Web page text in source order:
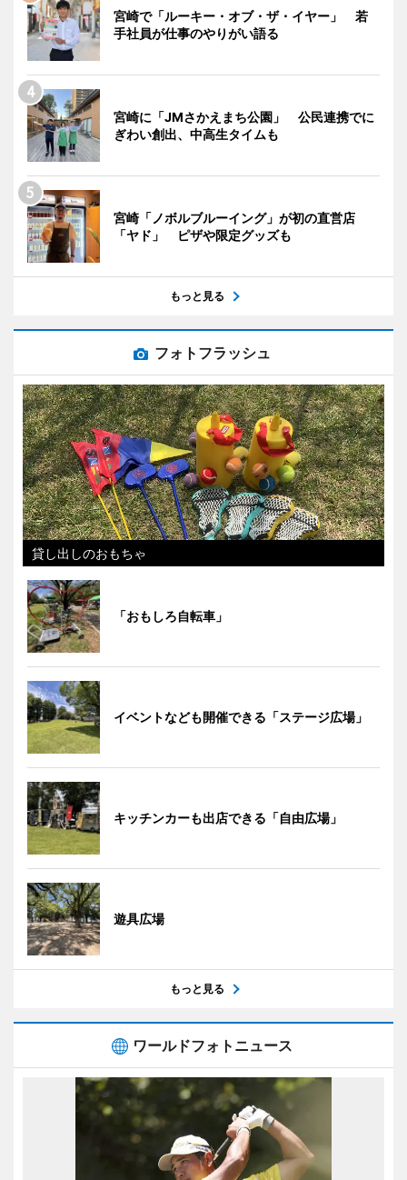
宮崎で「ルーキー・オブ・ザ・イヤー」 若
手社員が仕事のやりがい語る
宮崎に「JMさかえまち公園」 公民連携でに
ぎわい創出、中高生タイムも
宮崎「ノボルブルーイング」が初の直営店
「ヤド」 ピザや限定グッズも
もっと見る
フォトフラッシュ
貸し出しのおもちゃ
「おもしろ自転車」
イベントなども開催できる「ステージ広場」
キッチンカーも出店できる「自由広場」
遊具広場
もっと見る
ワールドフォトニュース